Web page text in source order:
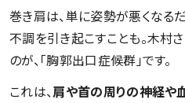
巻き肩は、単に姿勢が悪くなる
不調を引き起こすことも。木村
のが、「胸郭出口症候群」です。
これは、肩や首の周りの神経や